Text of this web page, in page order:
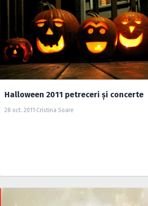
Halloween 2011 petreceri şi concerte
28 oct. 2011 ·Cristina Soare